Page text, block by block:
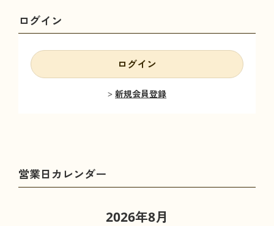
ログイン
ログイン
新規会員登録
2026年8月